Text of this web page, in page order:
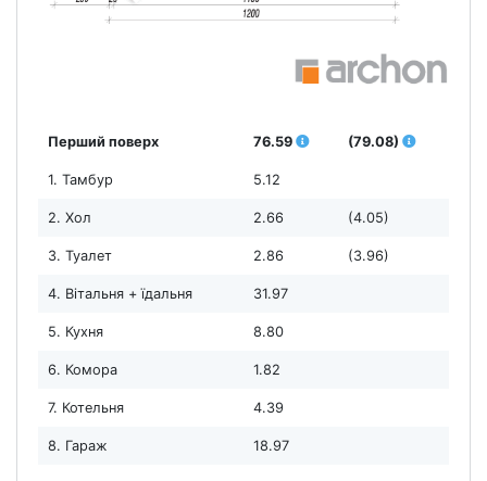
Перший поверх 76.59 (79.08)
1. Тамбур 5.12
2. Хол 2.66 (4.05)
3. Туалет 2.86 (3.96)
4. Вітальня + їдальня 31.97
5. Кухня 8.80
6. Комора 1.82
7. Котельня 4.39
8. Гараж 18.97